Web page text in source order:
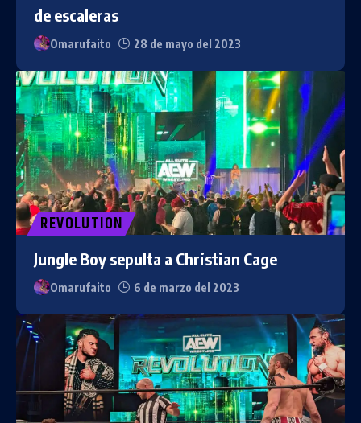
de escaleras
Omarufaito 28 de mayo del 2023
REVOLUTION
Jungle Boy sepulta a Christian Cage
Omarufaito 6 de marzo del 2023